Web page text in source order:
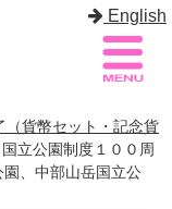
English
サイトマップ
（貨幣セット・記念貨
立公園制度１００周
、中部山岳国立公